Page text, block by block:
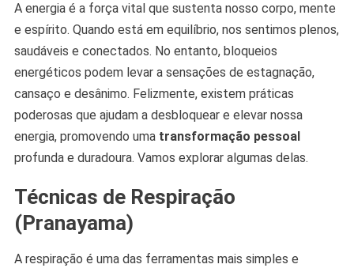
A energia é a força vital que sustenta nosso corpo, mente
e espírito. Quando está em equilíbrio, nos sentimos plenos,
saudáveis e conectados. No entanto, bloqueios
energéticos podem levar a sensações de estagnação,
cansaço e desânimo. Felizmente, existem práticas
poderosas que ajudam a desbloquear e elevar nossa
energia, promovendo uma transformação pessoal
profunda e duradoura. Vamos explorar algumas delas.
Técnicas de Respiração
(Pranayama)
A respiração é uma das ferramentas mais simples e